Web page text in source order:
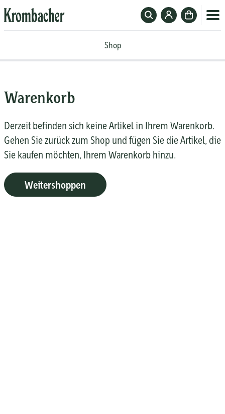
Suchfeld
ein-
Zum
Krombacher-
Zur
Kasse
Shop
Warenkorb
Derzeit befinden sich keine Artikel in Ihrem Warenkorb.
Gehen Sie zurück zum Shop und fügen Sie die Artikel, die
Sie kaufen möchten, Ihrem Warenkorb hinzu.
Weitershoppen